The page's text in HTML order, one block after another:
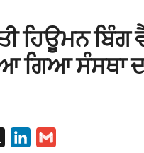
ਹਿਊਮਨ
ਗਿਆ ਸੰਸਥਾ